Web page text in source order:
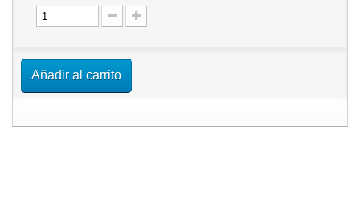
Añadir al carrito